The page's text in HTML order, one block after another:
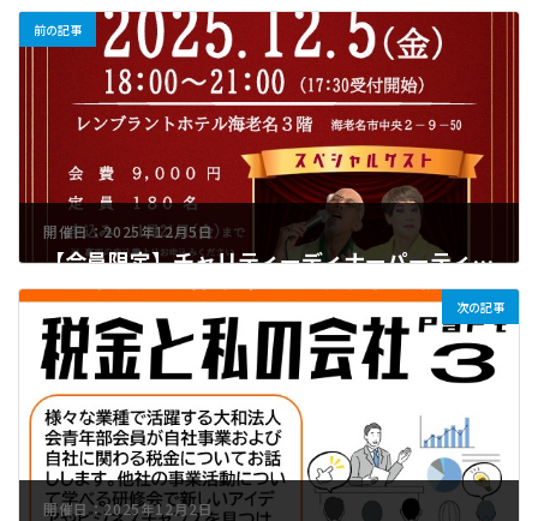
前の記事
開催日：2025年12月5日
【会員限定】チャリティーディナーパーティー 開催のお知らせ
2025年10月24日
次の記事
開催日：2025年12月2日